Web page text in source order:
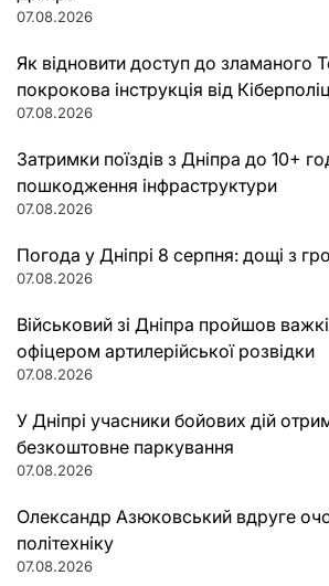
07.08.2026
Як відновити доступ до зламаного
покрокова інструкція від
07.08.2026
Затримки поїздів з Дніпра до 10+
пошкодження інфраструктури
07.08.2026
Погода у Дніпрі 8 серпня: дощі з
07.08.2026
Військовий зі Дніпра пройшов важкі
офіцером артилерійської розвідки
07.08.2026
У Дніпрі учасники бойових дій
безкоштовне паркування
07.08.2026
Олександр Азюковський вдруге
політехніку
07.08.2026